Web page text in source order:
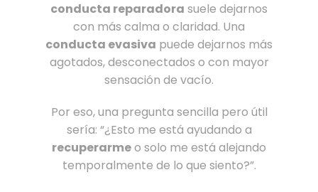
conducta reparadora suele dejarnos
con más calma o claridad. Una
conducta evasiva puede dejarnos más
agotados, desconectados o con mayor
sensación de vacío.
Por eso, una pregunta sencilla pero útil
sería: “¿Esto me está ayudando a
recuperarmeo solo me está alejando
temporalmente de lo que siento?”.